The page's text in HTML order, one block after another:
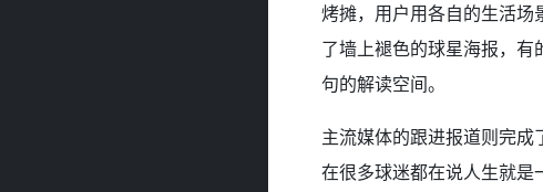
烤摊，用户用各自的生活场
了墙上褪色的球星海报，
句的解读空间。
主流媒体的跟进报道则完成
在很多球迷都在说人生就是